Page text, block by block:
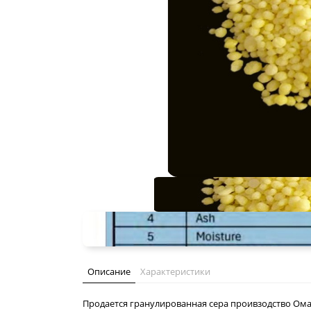
Описание Характеристики
Продается гранулированная сера проивзодство